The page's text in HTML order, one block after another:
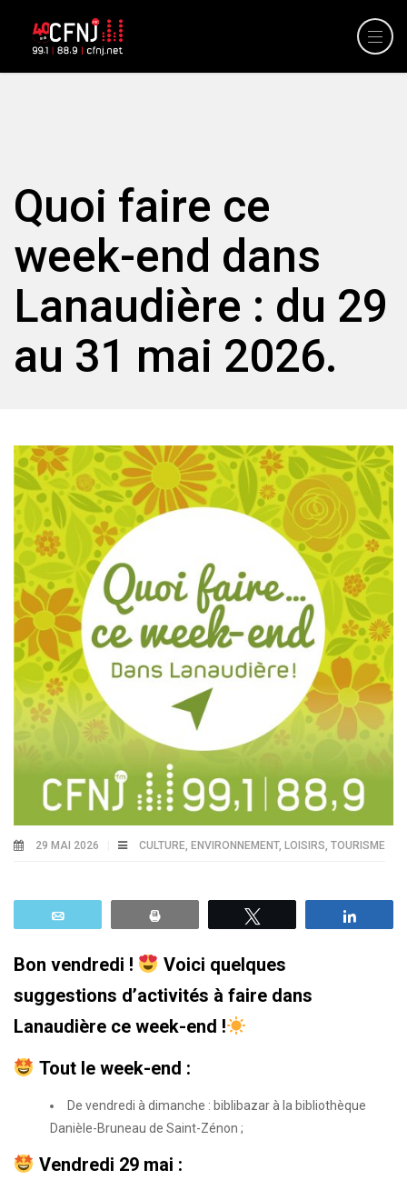
Quoi faire ce
week-end dans
Lanaudière : du 29
au 31 mai 2026.
29 MAI 2026 CULTURE, ENVIRONNEMENT, LOISIRS, TOURISME
Bon vendredi !
Voici quelques
suggestions d’activités à faire dans
Lanaudière ce week-end !
Tout le week-end :
De vendredi à dimanche : biblibazar à la bibliothèque
Danièle-Bruneau de Saint-Zénon ;
Vendredi 29 mai :